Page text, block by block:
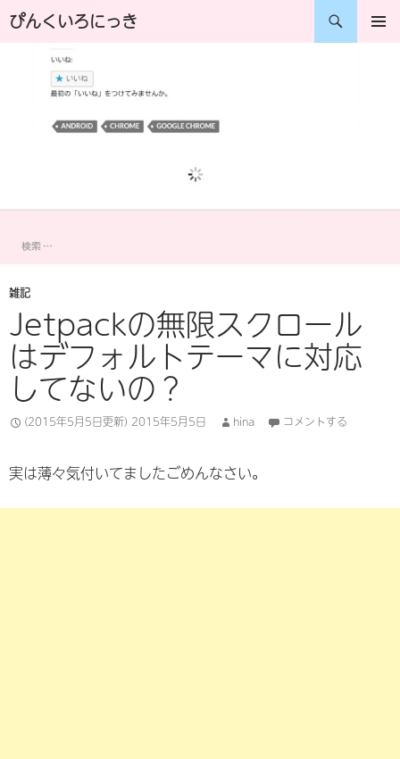
コ
キ
ぴんくいろにっき
検
雑記
Jetpackの無限スクロール
はデフォルトテーマに対応
してないの？
(2015年5月5日更新) 2015年5月5日 hina コメントする
実は薄々気付いてましたごめんなさい。